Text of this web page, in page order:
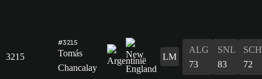
3215
#3215
Tomás
Chancalay
LM
ALG
73
SNL
83
SCH
72